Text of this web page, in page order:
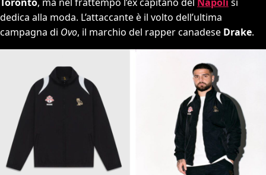
dedica alla moda. L’attaccante è il volto dell’ultima
campagna di Ovo, il marchio del rapper canadese Drake.